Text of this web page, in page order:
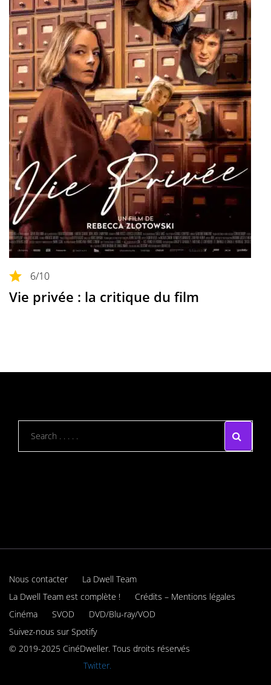
6/10
Vie privée : la critique du film
Nous contacter
La Dwell Team
La Dwell Team est complète !
Crédits – Mentions légales
Cinéma
SVOD
DVD/Blu-ray/VOD
Suivez-nous sur Spotify
© 2019-2025 CinéDweller. Tous droits réservés
Twitter.